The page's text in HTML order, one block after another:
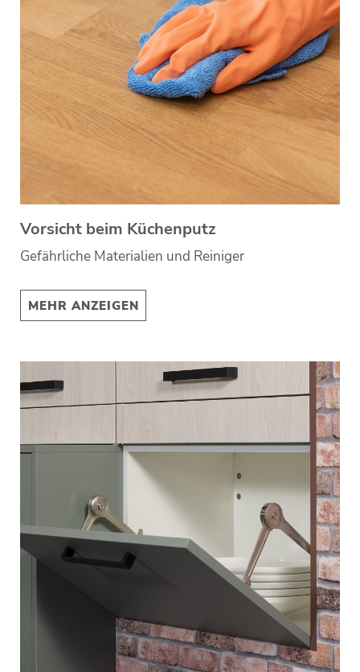
Vorsicht beim Küchenputz
Gefährliche Materialien und Reiniger
MEHR ANZEIGEN